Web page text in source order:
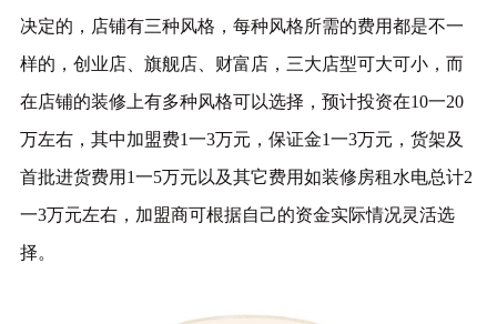
决定的，店铺有三种风格，每种风格所需的费用都是不一
样的，创业店、旗舰店、财富店，三大店型可大可小，而
在店铺的装修上有多种风格可以选择，预计投资在10一20
万左右，其中加盟费1一3万元，保证金1一3万元，货架及
首批进货费用1一5万元以及其它费用如装修房租水电总计2
一3万元左右，加盟商可根据自己的资金实际情况灵活选
择。